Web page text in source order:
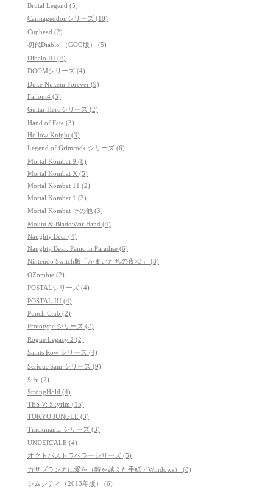
Brutal Legend (5)
Carmageddonシリーズ (10)
Cuphead (2)
初代Diablo （GOG版） (5)
Dibalo III (4)
DOOMシリーズ (4)
Duke Nukem Forever (9)
Fallout4 (3)
Guitar Heroシリーズ (2)
Hand of Fate (3)
Hollow Knight (3)
Legend of Grimrock シリーズ (6)
Mortal Kombat 9 (8)
Mortal Kombat X (5)
Mortal Kombat 11 (2)
Mortal Kombat 1 (3)
Mortal Kombat その他 (3)
Mount & Blade:War Band (4)
Naughty Bear (4)
Naughty Bear: Panic in Paradise (6)
Nintendo Switch版「かまいたちの夜×3」 (3)
OZombie (2)
POSTALシリーズ (4)
POSTAL III (4)
Punch Club (2)
Prototype シリーズ (2)
Rogue Legacy 2 (2)
Saints Row シリーズ (4)
Serious Sam シリーズ (9)
Sifu (2)
StrongHold (4)
TES V: Skyrim (15)
TOKYO JUNGLE (3)
Trackmania シリーズ (3)
UNDERTALE (4)
オクトパストラベラーシリーズ (5)
カサブランカに愛を（時を越えた手紙／Windows） (8)
シムシティ（2013年版） (6)